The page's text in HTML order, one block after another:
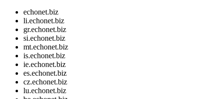
echonet.biz
li.echonet.biz
gr.echonet.biz
si.echonet.biz
mt.echonet.biz
is.echonet.biz
ie.echonet.biz
es.echonet.biz
cz.echonet.biz
lu.echonet.biz